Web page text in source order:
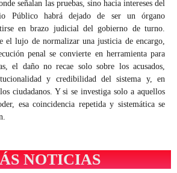
señalan las pruebas, sino hacia intereses del
Público habrá dejado de ser un órgano
en brazo judicial del gobierno de turno.
el lujo de normalizar una justicia de encargo,
penal se convierte en herramienta para
el daño no recae solo sobre los acusados,
y credibilidad del sistema y, en
ciudadanos. Y si se investiga solo a aquellos
esa coincidencia repetida y sistemática se
NOTICIAS